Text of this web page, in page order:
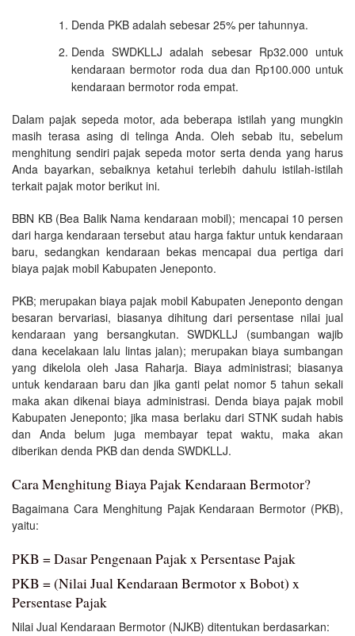
Denda PKB adalah sebesar 25% per tahunnya.
Denda SWDKLLJ adalah sebesar Rp32.000 untuk
kendaraan bermotor roda dua dan Rp100.000 untuk
kendaraan bermotor roda empat.
Dalam pajak sepeda motor, ada beberapa istilah yang mungkin
masih terasa asing di telinga Anda. Oleh sebab itu, sebelum
menghitung sendiri pajak sepeda motor serta denda yang harus
Anda bayarkan, sebaiknya ketahui terlebih dahulu istilah-istilah
terkait pajak motor berikut ini.
BBN KB (Bea Balik Nama kendaraan mobil); mencapai 10 persen
dari harga kendaraan tersebut atau harga faktur untuk kendaraan
baru, sedangkan kendaraan bekas mencapai dua pertiga dari
biaya pajak mobil Kabupaten Jeneponto.
PKB; merupakan biaya pajak mobil Kabupaten Jeneponto dengan
besaran bervariasi, biasanya dihitung dari persentase nilai jual
kendaraan yang bersangkutan. SWDKLLJ (sumbangan wajib
dana kecelakaan lalu lintas jalan); merupakan biaya sumbangan
yang dikelola oleh Jasa Raharja. Biaya administrasi; biasanya
untuk kendaraan baru dan jika ganti pelat nomor 5 tahun sekali
maka akan dikenai biaya administrasi. Denda biaya pajak mobil
Kabupaten Jeneponto; jika masa berlaku dari STNK sudah habis
dan Anda belum juga membayar tepat waktu, maka akan
diberikan denda PKB dan denda SWDKLLJ.
Cara Menghitung Biaya Pajak Kendaraan Bermotor?
Bagaimana Cara Menghitung Pajak Kendaraan Bermotor (PKB),
yaitu:
PKB = Dasar Pengenaan Pajak x Persentase Pajak
PKB = (Nilai Jual Kendaraan Bermotor x Bobot) x
Persentase Pajak
Nilai Jual Kendaraan Bermotor (NJKB) ditentukan berdasarkan: